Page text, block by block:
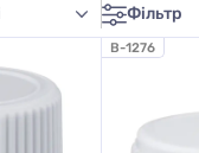
Фільтр
B-1276